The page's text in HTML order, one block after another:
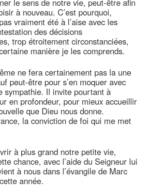
le sens de notre vie, peut-être afin
à nouveau. C’est pourquoi,
vraiment été à l’aise avec les
des décisions
trop étroitement circonstanciées,
manière je les comprends.
ne fera certainement pas la une
peut-être pour s’en moquer avec
sympathie. Il invite pourtant à
en profondeur, pour mieux accueillir
que Dieu nous donne.
la conviction de foi qui me met
à plus grand notre petite vie,
chance, avec l’aide du Seigneur lui
à nous dans l’évangile de Marc
année.